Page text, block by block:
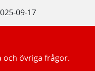
09-17
och övriga frågor.